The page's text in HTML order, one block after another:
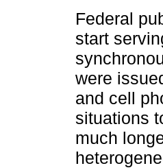
Federal
start
were
and cell
situations
much